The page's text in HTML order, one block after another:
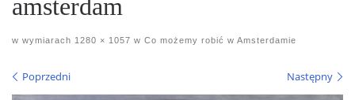
amsterdam
w wymiarach 1280 × 1057 w Co możemy robić w Amsterdamie
Nawigacja po obrazach
Poprzedni Następny